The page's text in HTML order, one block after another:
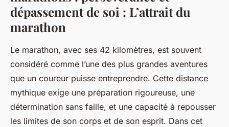
dépassement de soi : L’attrait du
marathon
Le marathon, avec ses 42 kilomètres, est souvent
considéré comme l’une des plus grandes aventures
que un coureur puisse entreprendre. Cette distance
mythique exige une préparation rigoureuse, une
détermination sans faille, et une capacité à repousser
les limites de son corps et de son esprit. Dans cet